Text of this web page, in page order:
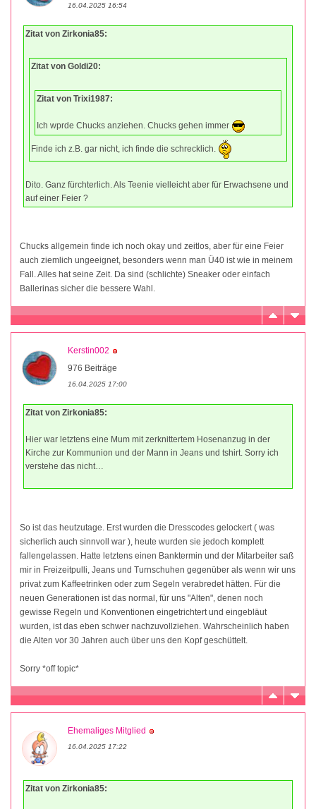
16.04.2025 16:54
Zitat von Zirkonia85:
Zitat von Goldi20:
Zitat von Trixi1987:
Ich wprde Chucks anziehen. Chucks gehen immer
Finde ich z.B. gar nicht, ich finde die schrecklich.
Dito. Ganz fürchterlich. Als Teenie vielleicht aber für Erwachsene und
auf einer Feier ?
Chucks allgemein finde ich noch okay und zeitlos, aber für eine Feier
auch ziemlich ungeeignet, besonders wenn man Ü40 ist wie in meinem
Fall. Alles hat seine Zeit. Da sind (schlichte) Sneaker oder einfach
Ballerinas sicher die bessere Wahl.
Kerstin002
976 Beiträge
16.04.2025 17:00
Zitat von Zirkonia85:
Hier war letztens eine Mum mit zerknittertem Hosenanzug in der
Kirche zur Kommunion und der Mann in Jeans und tshirt. Sorry ich
verstehe das nicht…
So ist das heutzutage. Erst wurden die Dresscodes gelockert ( was
sicherlich auch sinnvoll war ), heute wurden sie jedoch komplett
fallengelassen. Hatte letztens einen Banktermin und der Mitarbeiter saß
mir in Freizeitpulli, Jeans und Turnschuhen gegenüber als wenn wir uns
privat zum Kaffeetrinken oder zum Segeln verabredet hätten. Für die
neuen Generationen ist das normal, für uns "Alten", denen noch
gewisse Regeln und Konventionen eingetrichtert und eingebläut
wurden, ist das eben schwer nachzuvollziehen. Wahrscheinlich haben
die Alten vor 30 Jahren auch über uns den Kopf geschüttelt.
Sorry *off topic*
Ehemaliges Mitglied
16.04.2025 17:22
Zitat von Zirkonia85: